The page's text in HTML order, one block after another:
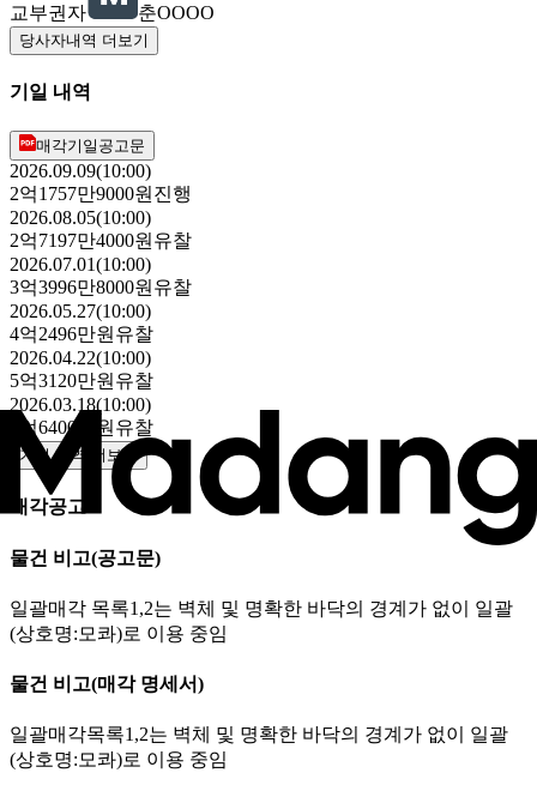
교부권자 춘OOOO
당사자내역 더보기
기일 내역
매각기일공고문
2026.09.09(10:00)
2억1757만9000원 진행
2026.08.05(10:00)
2억7197만4000원 유찰
2026.07.01(10:00)
3억3996만8000원 유찰
2026.05.27(10:00)
4억2496만원 유찰
2026.04.22(10:00)
5억3120만원 유찰
2026.03.18(10:00)
6억6400만원 유찰
기일 내역 더보기
매각공고
물건 비고(공고문)
일괄매각 목록1,2는 벽체 및 명확한 바닥의 경계가 없이 일괄
(상호명:모콰)로 이용 중임
물건 비고(매각 명세서)
일괄매각목록1,2는 벽체 및 명확한 바닥의 경계가 없이 일괄
(상호명:모콰)로 이용 중임